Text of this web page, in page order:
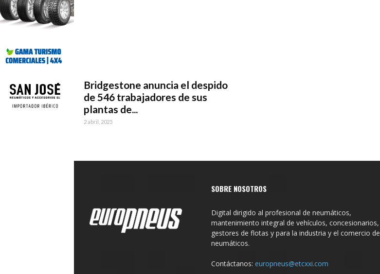
Bridgestone anuncia el despido
de 546 trabajadores de sus
plantas de...
2 abril, 2025
SOBRE NOSOTROS
Digital dirigido al profesional de neumáticos,
mantenimiento integral de vehículos, concesionarios,
gestores de flotas y para la industria y el comercio de
neumáticos.
Contáctanos: europneus@etcxxi.com